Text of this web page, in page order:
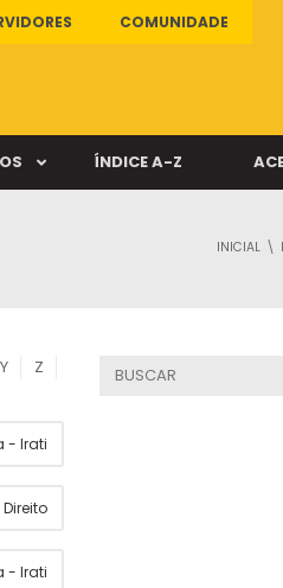
COMUNIDADE
ÍNDICE A-Z
INICIAL
Y Z
- Irati
Direito
- Irati